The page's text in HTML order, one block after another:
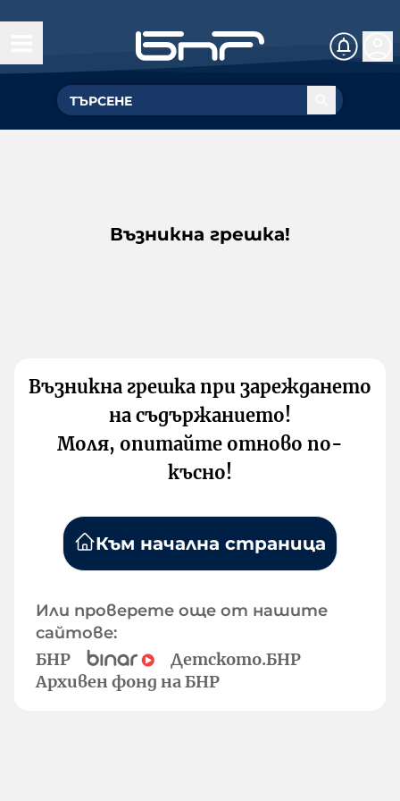
Възникна грешка!
Възникна грешка при зареждането
на съдържанието!
Моля, опитайте отново по-
късно!
Към начална страница
Или проверете още от нашите
сайтове:
БНР
Детското.БНР
Архивен фонд на БНР